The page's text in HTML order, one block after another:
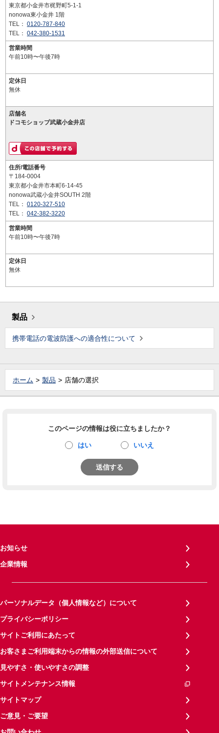
東京都小金井市梶野町5-1-1
nonowa東小金井 1階
TEL： 0120-787-840
TEL： 042-380-1531
営業時間
午前10時〜午後7時
定休日
無休
店舗名
ドコモショップ武蔵小金井店
住所/電話番号
〒184-0004
東京都小金井市本町6-14-45
nonowa武蔵小金井SOUTH 2階
TEL： 0120-327-510
TEL： 042-382-3220
営業時間
午前10時〜午後7時
定休日
無休
製品
携帯電話の電波防護への適合性について
ホーム 製品 店舗の選択
このページの情報は役に立ちましたか？
はい いいえ
送信する
お知らせ
企業情報
パーソナルデータ（個人情報など）について
プライバシーポリシー
サイトご利用にあたって
お客さまご利用端末からの情報の外部送信について
見やすさ・使いやすさの調整
サイトメンテナンス情報
サイトマップ
ご意見・ご要望